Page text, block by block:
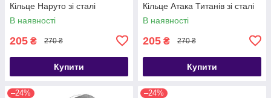
Кільце Наруто зі сталі
В наявності
205 ₴ 270 ₴
Купити
Кільце Атака Титанів зі сталі
В наявності
205 ₴ 270 ₴
Купити
–24% –24%